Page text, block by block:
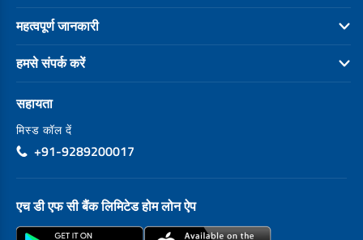
महत्वपूर्ण जानकारी
हमसे संपर्क करें
सहायता
मिस्ड कॉल दें
+91-9289200017
एच डी एफ सी बैंक लिमिटेड होम लोन ऐप